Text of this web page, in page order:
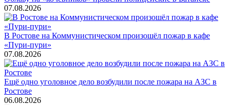
07.08.2026
В Ростове на Коммунистическом произошёл пожар в кафе
«Пури-пури»
07.08.2026
Ещё одно уголовное дело возбудили после пожара на АЗС в
Ростове
06.08.2026